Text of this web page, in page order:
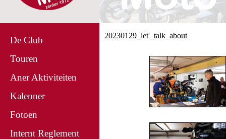
De Club
Touren
Aner Aktiviteiten
Kalenner
Fotoen
Internt Reglement
20230129_let'_talk_about